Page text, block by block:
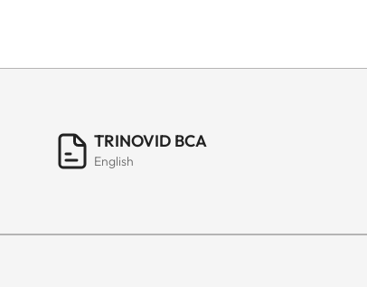
TRINOVID BCA
English